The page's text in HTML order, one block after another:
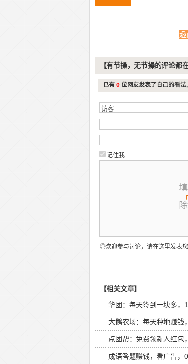
趣
【有节操，无节操的评论都
已有 0位网友发表了自己的看法,
记住我
◎欢迎参与讨论，请在这里发表您
【相关文章】
华团：每天签到一块多，
大鹅农场：每天种地赚钱
点团帮：免费领新人红包
成语答题赚钱，看广告，